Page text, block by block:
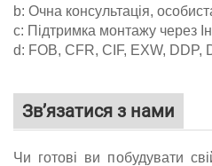
b: Очна консультація,
c: Підтримка монтажу через
d: FOB, CFR, CIF, EXW, DDP,
Зв’язатися з нами
Чи готові ви побудувати